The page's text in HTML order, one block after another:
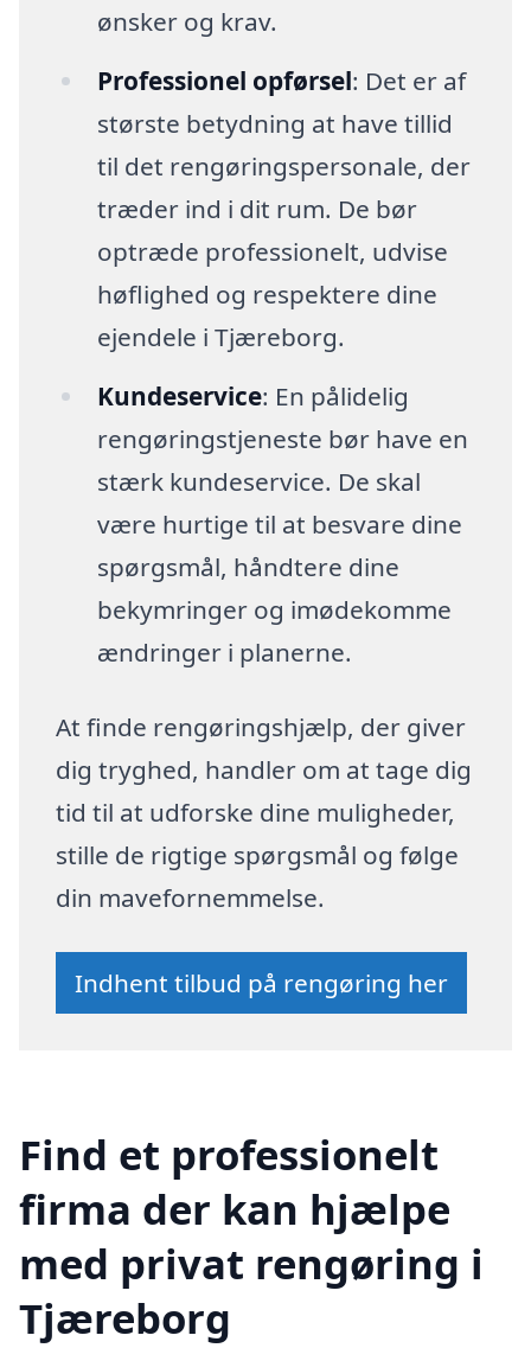
ønsker og krav.
Professionel opførsel: Det er af
største betydning at have tillid
til det rengøringspersonale, der
træder ind i dit rum. De bør
optræde professionelt, udvise
høflighed og respektere dine
ejendele i Tjæreborg.
Kundeservice: En pålidelig
rengøringstjeneste bør have en
stærk kundeservice. De skal
være hurtige til at besvare dine
spørgsmål, håndtere dine
bekymringer og imødekomme
ændringer i planerne.
At finde rengøringshjælp, der giver
dig tryghed, handler om at tage dig
tid til at udforske dine muligheder,
stille de rigtige spørgsmål og følge
din mavefornemmelse.
Indhent tilbud på rengøring her
Find et professionelt
firma der kan hjælpe
med privat rengøring i
Tjæreborg